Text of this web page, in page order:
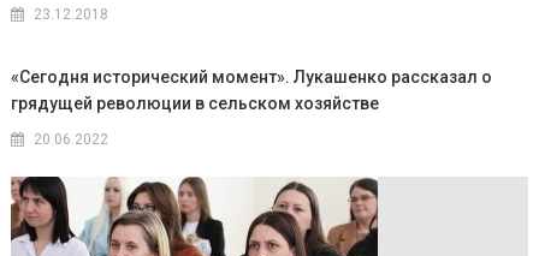
23.12.2018
«Сегодня исторический момент». Лукашенко рассказал о
грядущей революции в сельском хозяйстве
20.06.2022